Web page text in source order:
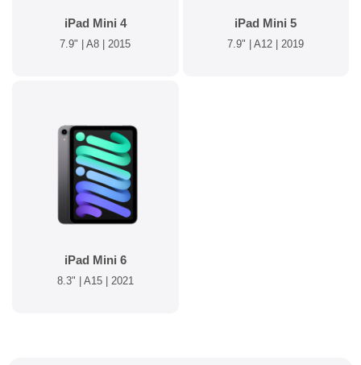
iPad Mini 4
7.9" | A8 | 2015
iPad Mini 5
7.9" | A12 | 2019
iPad Mini 6
8.3" | A15 | 2021